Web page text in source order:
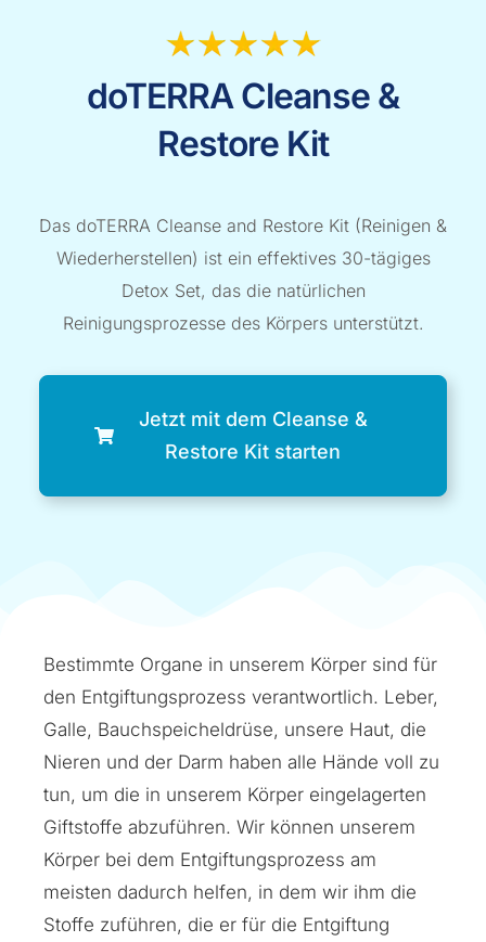
doTERRA Cleanse &
Restore Kit
Das doTERRA Cleanse and Restore Kit (Reinigen &
Wiederherstellen) ist ein effektives 30-tägiges
Detox Set, das die natürlichen
Reinigungsprozesse des Körpers unterstützt.
Jetzt mit dem Cleanse &
Restore Kit starten
Bestimmte Organe in unserem Körper sind für
den Entgiftungsprozess verantwortlich. Leber,
Galle, Bauchspeicheldrüse, unsere Haut, die
Nieren und der Darm haben alle Hände voll zu
tun, um die in unserem Körper eingelagerten
Giftstoffe abzuführen. Wir können unserem
Körper bei dem Entgiftungsprozess am
meisten dadurch helfen, in dem wir ihm die
Stoffe zuführen, die er für die Entgiftung